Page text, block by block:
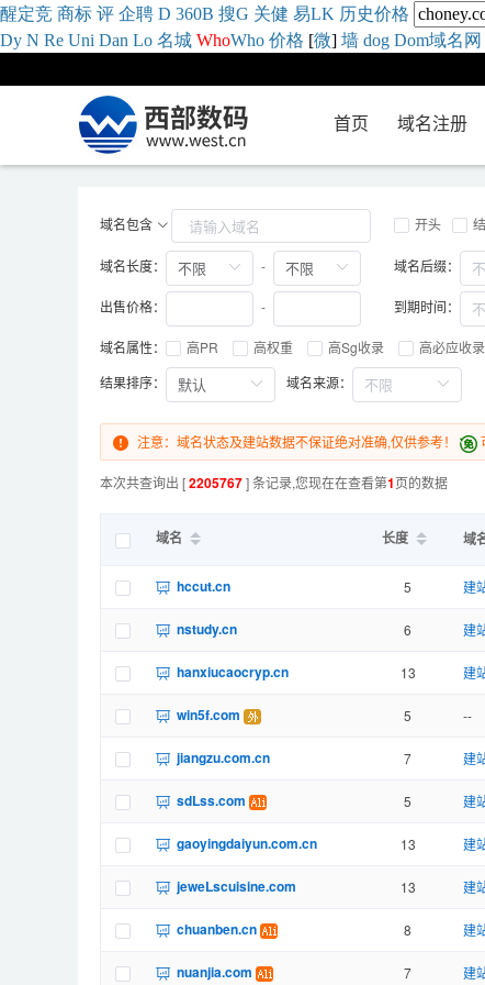
醒定竞 商标 评 企聘 D 360B 搜G 关健 易LK 历史价格
Dy N Re Uni Dan Lo 名城 WhoWho 价格 [微] 墙 dog Dom域名网